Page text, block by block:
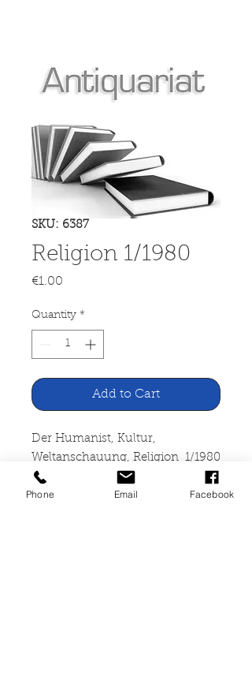
SKU: 6387
Religion 1/1980
€1.00
Quantity *
Add to Cart
Der Humanist, Kultur,
Weltanschauung, Religion 1/1980
Verlag Humanistas Ludwigshafen
Phone Email Facebook